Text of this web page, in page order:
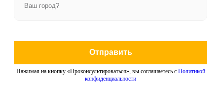
Отправить
Нажимая на кнопку «Проконсультироваться», вы соглашаетесь с Политикой
конфиденциальности